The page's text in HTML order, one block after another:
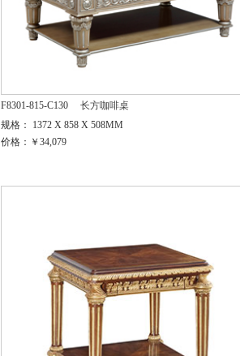
F8301-815-C130
长方咖啡桌
规格： 1372 X 858 X 508MM
价格：￥34,079